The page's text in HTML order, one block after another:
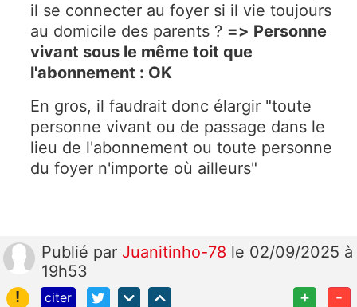
il se connecter au foyer si il vie toujours
au domicile des parents ? => Personne
vivant sous le même toit que
l'abonnement : OK
En gros, il faudrait donc élargir "toute
personne vivant ou de passage dans le
lieu de l'abonnement ou toute personne
du foyer n'importe où ailleurs"
Publié par Juanitinho-78 le 02/09/2025 à
19h53
!
citer + -